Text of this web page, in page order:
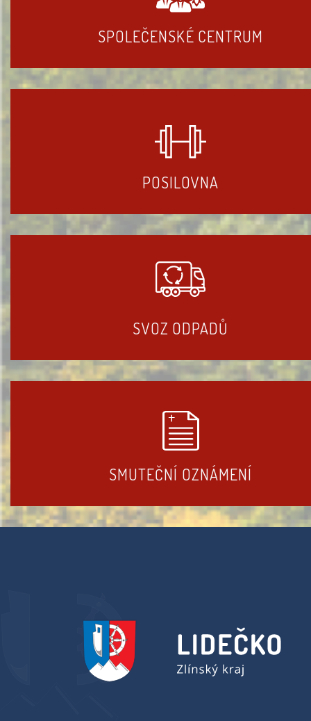
SPOLEČENSKÉ CENTRUM
POSILOVNA
SVOZ ODPADŮ
SMUTEČNÍ OZNÁMENÍ